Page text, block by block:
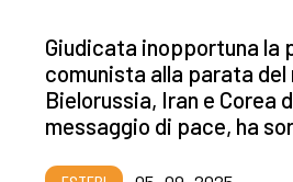
Giudicata inopportuna la
comunista alla parata del
Bielorussia, Iran e Corea
messaggio di pace, ha